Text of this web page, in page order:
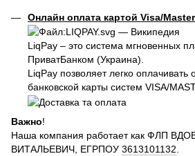
Онлайн оплата картой Visa/
LiqPay – это система мгновенных
ПриватБанком (Украина).
LiqPay позволяет легко оплачивать
банковской карты систем VISA/
Важно!
Наша компания работает как ФЛП
ВИТАЛЬЕВИЧ, ЕГРПОУ 3613101132